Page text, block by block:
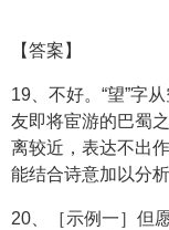
【答案】
19、不好。“望”字
友即将宦游的巴蜀
离较近，表达不出
能结合诗意加以分
20、［示例一］但